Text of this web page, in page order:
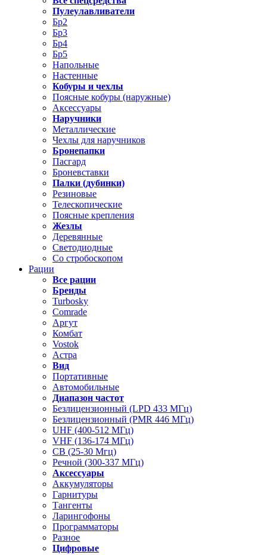
Пулеулавливатели
Бр2
Бр3
Бр4
Бр5
Напольные
Настенные
Кобуры и чехлы
Поясные кобуры (наружные)
Аксессуары
Наручники
Металлические
Чехлы для наручников
Бронепапки
Пасгард
Броневставки
Палки (дубинки)
Резиновые
Телескопические
Поясные крепления
Жезлы
Деревянные
Светодиодные
Со стробоскопом
Рации
Все рации
Бренды
Turbosky
Comrade
Аргут
Комбат
Vostok
Астра
Вид
Портативные
Автомобильные
Диапазон частот
Безлицензионный (LPD 433 МГц)
Безлицензионный (PMR 446 МГц)
UHF (400-512 МГц)
VHF (136-174 МГц)
CB (25-30 Мгц)
Речной (300-337 МГц)
Аксессуары
Аккумуляторы
Гарнитуры
Тангенты
Ларингофоны
Программаторы
Разное
Цифровые